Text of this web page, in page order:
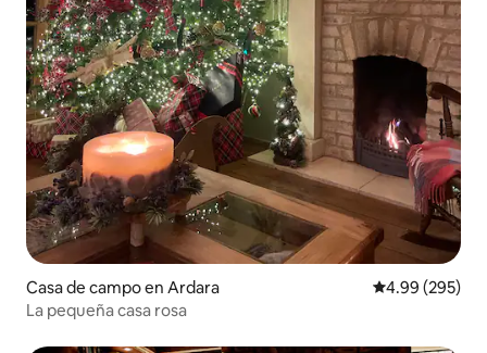
Casa de campo en Ardara Calificación
4.99 (295)
La pequeña casa rosa